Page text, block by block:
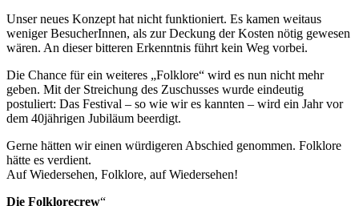
Unser neues Konzept hat nicht funktioniert. Es kamen weitaus
weniger BesucherInnen, als zur Deckung der Kosten nötig gewesen
wären. An dieser bitteren Erkenntnis führt kein Weg vorbei.
Die Chance für ein weiteres „Folklore“ wird es nun nicht mehr
geben. Mit der Streichung des Zuschusses wurde eindeutig
postuliert: Das Festival – so wie wir es kannten – wird ein Jahr vor
dem 40jährigen Jubiläum beerdigt.
Gerne hätten wir einen würdigeren Abschied genommen. Folklore
hätte es verdient.
Auf Wiedersehen, Folklore, auf Wiedersehen!
Die Folklorecrew“